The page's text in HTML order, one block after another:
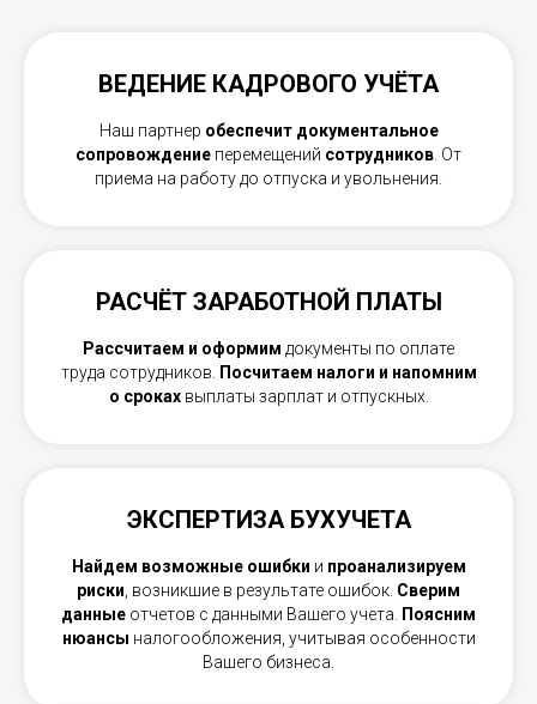
ВЕДЕНИЕ КАДРОВОГО УЧЁТА
Наш партнер обеспечит документальное
сопровождение перемещений сотрудников . От
приема на работу до отпуска и увольнения.
РАСЧЁТ ЗАРАБОТНОЙ ПЛАТЫ
Рассчитаем и оформим документы по оплате
труда сотрудников.
Посчитаем налоги и напомним
о срокахвыплаты зарплат и отпускных.
ЭКСПЕРТИЗА БУХУЧЕТА
Найдем возможные ошибки и проанализируем
риски , возникшие в результате ошибок. Сверим
данные отчетов с данными Вашего учета.
Поясним
нюансы налогообложения, учитывая особенности
Вашего бизнеса.